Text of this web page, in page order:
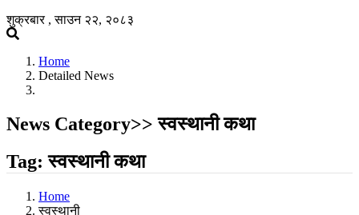
शुक्रबार , साउन २२, २०८३
Home
Detailed News
News Category>> स्वस्थानी कथा
Tag: स्वस्थानी कथा
Home
स्वस्थानी